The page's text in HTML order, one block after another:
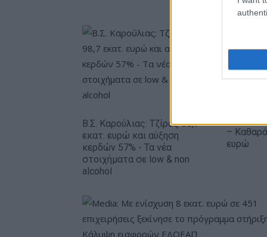
Β.Σ. Καρούλιας: Τζίρος 98,7
εκατ. ευρώ και αύξηση
κερδών 57% - Τα νέα
στοιχήματα σε low & non
alcohol
Metlen:
–
ευρώ